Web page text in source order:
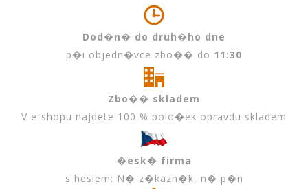
Dod�n� do druh�ho dne
p�i objedn�vce zbo�� do 11:30
Zbo�� skladem
V e-shopu najdete 100 % polo�ek opravdu skladem
�esk� firma
s heslem: N� z�kazn�k, n� p�n